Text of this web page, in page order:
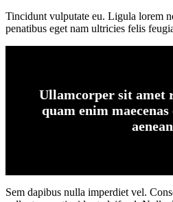
Tincidunt vulputate eu. Ligula lorem
penatibus eget nam ultricies felis
Ullamcorper sit amet
quam enim
Sem dapibus nulla imperdiet vel.